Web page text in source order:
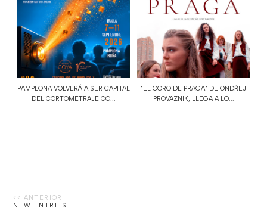
PAMPLONA VOLVERÁ A SER CAPITAL
DEL CORTOMETRAJE CO...
"EL CORO DE PRAGA" DE ONDŘEJ
PROVAZNIK, LLEGA A LO...